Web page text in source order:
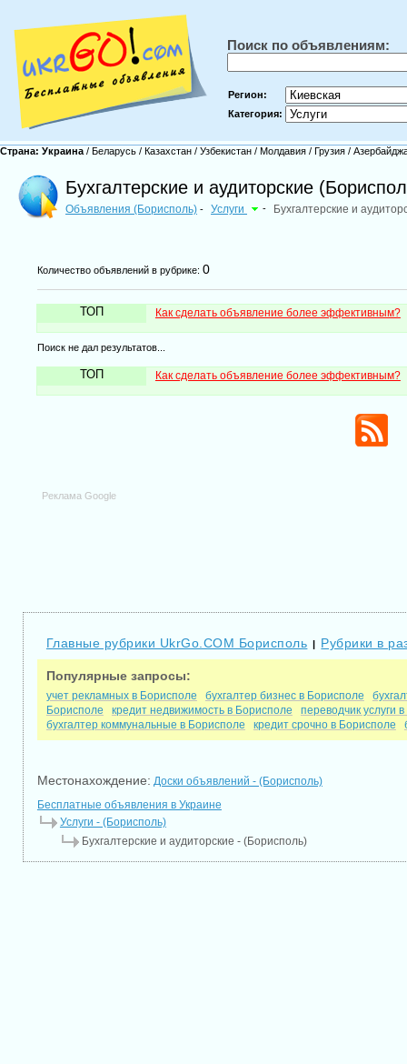
Поиск по объявлениям:
Регион:
Категория:
Страна: Украина / Беларусь / Казахстан / Узбекистан / Молдавия / Грузия /
Бухгалтерские и аудиторские
Объявления (Борисполь) - Услуги - Бухгалтерские и
Количество объявлений в рубрике: 0
ТОП Как сделать объявление более эффективным?
Поиск не дал результатов...
ТОП Как сделать объявление более эффективным?
Реклама Google
Главные рубрики UkrGo.COM Борисполь | Рубрики в
Популярные запросы:
учет рекламных в Борисполе бухгалтер бизнес в Борисполе
Борисполе
кредит недвижимость в Борисполе
переводчик услуги
бухгалтер коммунальные в Борисполе
кредит срочно в Борисполе
Местонахождение: Доски объявлений - (Борисполь)
Бесплатные объявления в Украине
Услуги - (Борисполь)
Бухгалтерские и аудиторские - (Борисполь)